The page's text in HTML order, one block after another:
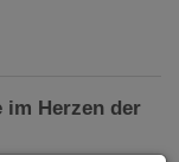
im Herzen der